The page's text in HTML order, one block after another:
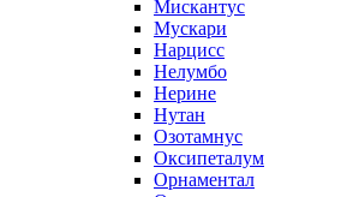
Мискантус
Мускари
Нарцисс
Нелумбо
Нерине
Нутан
Озотамнус
Оксипеталум
Орнаментал